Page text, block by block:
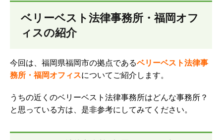
ベリーベスト法律事務所・福岡オフ
ィスの紹介
今回は、福岡県福岡市の拠点であるベリーベスト法律事
務所・福岡オフィスについてご紹介します。
うちの近くのベリーベスト法律事務所はどんな事務所？
と思っている方は、是非参考にしてみてください。